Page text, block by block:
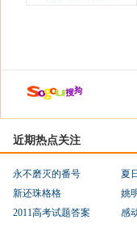
近期热点关注
永不磨灭的番号 夏
新还珠格格
姚
2011高考试题答案
感